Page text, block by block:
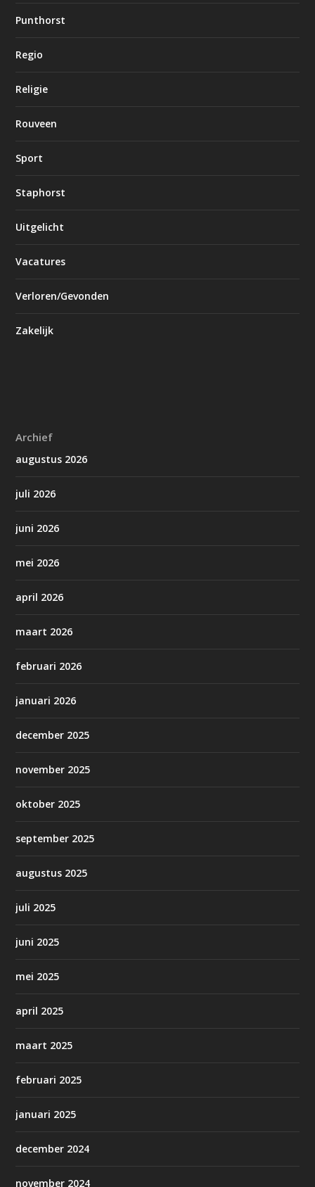
Punthorst
Regio
Religie
Rouveen
Sport
Staphorst
Uitgelicht
Vacatures
Verloren/Gevonden
Zakelijk
Archief
augustus 2026
juli 2026
juni 2026
mei 2026
april 2026
maart 2026
februari 2026
januari 2026
december 2025
november 2025
oktober 2025
september 2025
augustus 2025
juli 2025
juni 2025
mei 2025
april 2025
maart 2025
februari 2025
januari 2025
december 2024
november 2024